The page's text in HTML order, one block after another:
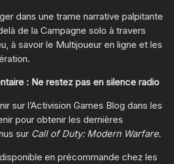
dans une trame narrative palpitante
de la Campagne solo à travers
à savoir le Multijoueur en ligne et les
: Ne restez pas en silence radio
sur l’Activision Games Blog dans les
pour obtenir les dernières
sur Call of Duty: Modern Warfare.
en précommande chez les